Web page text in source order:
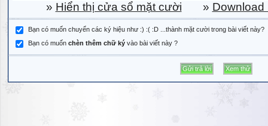
» Hiển thị cửa sổ mặt cười » Download
Bạn có muốn chuyển các ký hiệu như :) :( :D ...thành mặt cười trong bài viết này?
Bạn có muốn chèn thêm chữ ký vào bài viết này ?